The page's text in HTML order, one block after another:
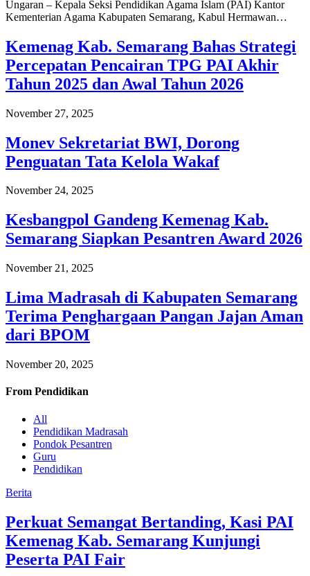
Ungaran – Kepala Seksi Pendidikan Agama Islam (PAI) Kantor
Kementerian Agama Kabupaten Semarang, Kabul Hermawan…
Kemenag Kab. Semarang Bahas Strategi
Percepatan Pencairan TPG PAI Akhir
Tahun 2025 dan Awal Tahun 2026
November 27, 2025
Monev Sekretariat BWI, Dorong
Penguatan Tata Kelola Wakaf
November 24, 2025
Kesbangpol Gandeng Kemenag Kab.
Semarang Siapkan Pesantren Award 2026
November 21, 2025
Lima Madrasah di Kabupaten Semarang
Terima Penghargaan Pangan Jajan Aman
dari BPOM
November 20, 2025
From Pendidikan
All
Pendidikan Madrasah
Pondok Pesantren
Guru
Pendidikan
Berita
Perkuat Semangat Bertanding, Kasi PAI
Kemenag Kab. Semarang Kunjungi
Peserta PAI Fair